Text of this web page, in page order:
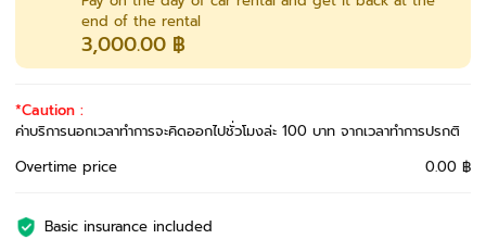
end of the rental
3,000.00 ฿
*Caution :
ค่าบริการนอกเวลาทำการจะคิดออกไปชั่วโมงล่ะ 100 บาท จากเวลาทำการปรกติ
Overtime price
0.00 ฿
Basic insurance included